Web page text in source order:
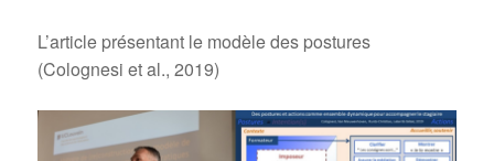
L’article présentant le modèle des postures
(Colognesi et al., 2019)